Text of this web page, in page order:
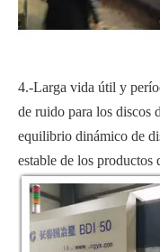
4.-Larga vida útil y
de ruido para los discos
equilibrio dinámico de
estable de los productos